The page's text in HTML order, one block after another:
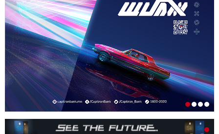
ТЭТГЭВРИЙН ЗЭЭЛИЙН ХҮҮГ БУУРУУЛАХ,
УРТАСГАХ ЧИГЛЭЛЭЭР АЖИЛЛАНА
1-р сар. 19, 2026, 10:52 a.m.
ИРГЭДИЙН НЭРИЙН ДАНСНЫ
ХУРИМТЛАЛЫГ НЭГ САЯД ХҮРГЭНЭ
1-р сар. 19, 2026, 10:48 a.m.
ЭНЭ ЖИЛ БҮХ НИЙТЭЭРЭЭ 15 ХОНОГ АМРАХ
НЬ